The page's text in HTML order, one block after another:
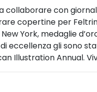
collaborare con
copertine per
York, medaglie
eccellenza gli sono
Illustration Annual.